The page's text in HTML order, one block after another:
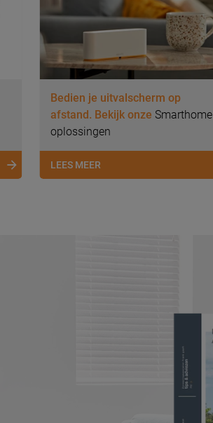
Bedien je uitvalscherm op
afstand. Bekijk onze Smarthome
oplossingen
LEES MEER